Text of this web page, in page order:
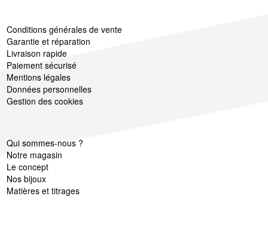
Conditions générales de vente
Garantie et réparation
Livraison rapide
Paiement sécurisé
Mentions légales
Données personnelles
Gestion des cookies
Qui sommes-nous ?
Notre magasin
Le concept
Nos bijoux
Matières et titrages